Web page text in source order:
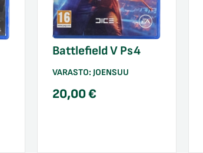
Battlefield V Ps4
VARASTO: JOENSUU
20,00€